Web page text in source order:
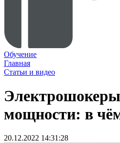
Обучение
Главная
Статьи и видео
Электрошокеры
мощности: в
20.12.2022 14:31:28